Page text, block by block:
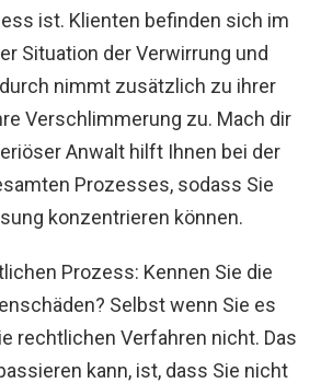
ist. Klienten befinden sich im
Situation der Verwirrung und
nimmt zusätzlich zu ihrer
Verschlimmerung zu. Mach dir
Anwalt hilft Ihnen bei der
Prozesses, sodass Sie
konzentrieren können.
Prozess: Kennen Sie die
Selbst wenn Sie es
rechtlichen Verfahren nicht. Das
kann, ist, dass Sie nicht